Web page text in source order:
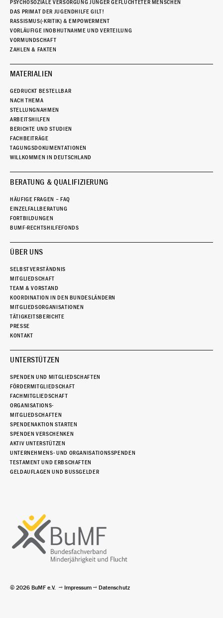
PSYCHOSOZIALE VERSORGUNG JUNGER GEFLÜCHTETER MENSCHEN
DAS PRIMAT DER JUGENDHILFE GILT!
RASSISMUS(-KRITIK) & EMPOWERMENT
VORLÄUFIGE INOBHUTNAHME UND VERTEILUNG
VORMUNDSCHAFT
ZAHLEN & FAKTEN
MATERIALIEN
GEDRUCKT BESTELLBAR
NACH THEMA
STELLUNGNAHMEN
ARBEITSHILFEN
BERICHTE UND STUDIEN
FACHBEITRÄGE
TAGUNGSDOKUMENTATIONEN
WILLKOMMEN IN DEUTSCHLAND
BERATUNG & QUALIFIZIERUNG
HÄUFIGE FRAGEN – FAQ
EINZELFALLBERATUNG
FORTBILDUNGEN
BUMF-RECHTSHILFEFONDS
ÜBER UNS
SELBSTVERSTÄNDNIS
MITGLIEDSCHAFT
TEAM & VORSTAND
KOORDINATION IN DEN BUNDESLÄNDERN
MITGLIEDSORGANISATIONEN
TÄTIGKEITSBERICHTE
PRESSE
KONTAKT
UNTERSTÜTZEN
SPENDEN UND MITGLIEDSCHAFTEN
FÖRDERMITGLIEDSCHAFT
FACHMITGLIEDSCHAFT
ORGANISATIONS-
MITGLIEDSCHAFTEN
SPENDENAKTION STARTEN
SPENDEN VERSCHENKEN
AKTIV UNTERSTÜTZEN
UNTERNEHMENS- UND ORGANISATIONSSPENDEN
TESTAMENT UND ERBSCHAFTEN
GELDAUFLAGEN UND BUSSGELDER
© 2026 BuMF e.V. Impressum Datenschutz